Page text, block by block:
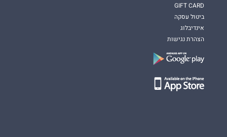
GIFT CARD
ביטול עסקה
אינדיבלוג
הצהרת נגישות